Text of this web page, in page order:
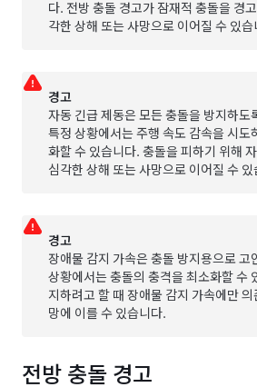
다. 전방 충돌 경고가 잠재적 충돌을 경
각한 상해 또는 사망으로 이어질 수 있습
경고
자동 긴급 제동은 모든 충돌을 방지하도
특정 상황에서는 주행 속도 감속을 시도
화할 수 있습니다. 충돌을 피하기 위해
심각한 상해 또는 사망으로 이어질 수 있
경고
장애물 감지 가속은 충돌 방지용으로 고
상황에서는 충돌의 충격을 최소화할 수
지하려고 할 때 장애물 감지 가속에만
망에 이를 수 있습니다.
전방 충돌 경고